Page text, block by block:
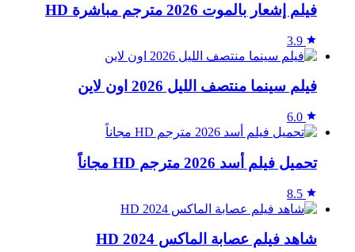
فيلم إشعار بالموت 2026 مترجم مباشرة HD
3.9
فيلم سينما منتصف الليل 2026 اون لاين
6.0
تحميل فيلم أسد 2026 مترجم HD مجاناً
8.5
شاهد فيلم عصابة الماكس 2024 HD